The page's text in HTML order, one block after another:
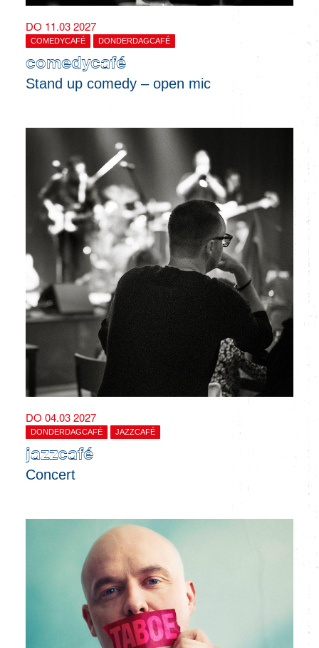
DO 11.03 2027
COMEDYCAFÉ DONDERDAGCAFÉ
comedycafé
Stand up comedy – open mic
DO 04.03 2027
DONDERDAGCAFÉ JAZZCAFÉ
jazzcafé
Concert